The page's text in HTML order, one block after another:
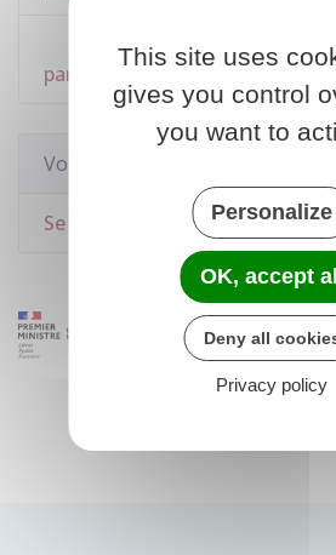
Demander un certificat de
partenaire étranger né à
Voir aussi
Se pacser
This site uses
gives you control
you want to
Personalize
OK, accept all
Deny all
Privacy policy